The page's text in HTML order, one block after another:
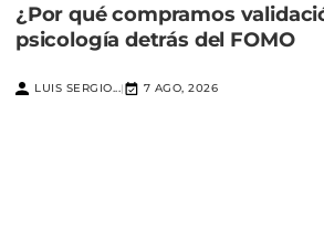
¿Por qué compramos
psicología detrás del FOMO
LUIS SERGIO...| 7 AGO, 2026